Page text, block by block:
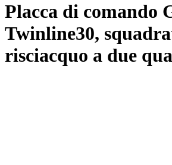
Placca di comando
Twinline30,
risciacquo a due